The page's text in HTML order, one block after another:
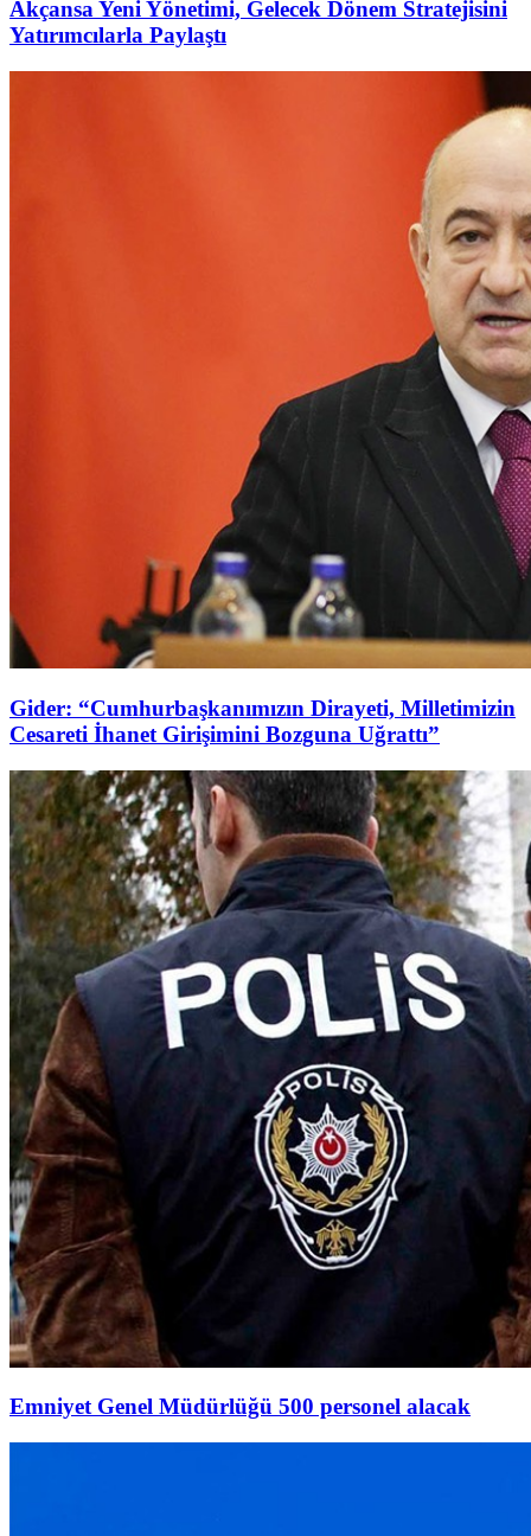
Akçansa Yeni Yönetimi, Gelecek Dönem Stratejisini
Yatırımcılarla Paylaştı
Gider: “Cumhurbaşkanımızın Dirayeti, Milletimizin
Cesareti İhanet Girişimini Bozguna Uğrattı”
Emniyet Genel Müdürlüğü 500 personel alacak